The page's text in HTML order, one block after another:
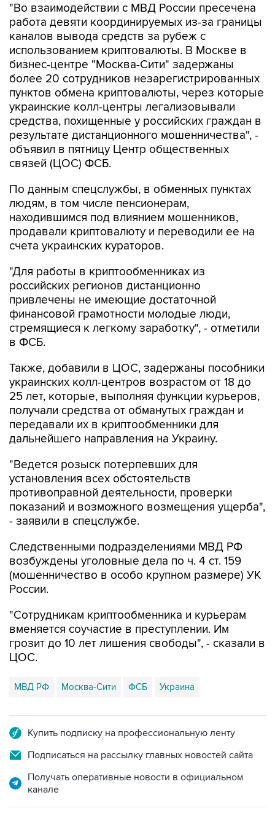
"Во взаимодействии с МВД России пресечена
работа девяти координируемых из-за границы
каналов вывода средств за рубеж с
использованием криптовалюты. В Москве в
бизнес-центре "Москва-Сити" задержаны
более 20 сотрудников незарегистрированных
пунктов обмена криптовалюты, через которые
украинские колл-центры легализовывали
средства, похищенные у российских граждан в
результате дистанционного мошенничества", -
объявил в пятницу Центр общественных
связей (ЦОС) ФСБ.
По данным спецслужбы, в обменных пунктах
людям, в том числе пенсионерам,
находившимся под влиянием мошенников,
продавали криптовалюту и переводили ее на
счета украинских кураторов.
"Для работы в криптообменниках из
российских регионов дистанционно
привлечены не имеющие достаточной
финансовой грамотности молодые люди,
стремящиеся к легкому заработку", - отметили
в ФСБ.
Также, добавили в ЦОС, задержаны пособники
украинских колл-центров возрастом от 18 до
25 лет, которые, выполняя функции курьеров,
получали средства от обманутых граждан и
передавали их в криптообменники для
дальнейшего направления на Украину.
"Ведется розыск потерпевших для
установления всех обстоятельств
противоправной деятельности, проверки
показаний и возможного возмещения ущерба",
- заявили в спецслужбе.
Следственными подразделениями МВД РФ
возбуждены уголовные дела по ч. 4 ст. 159
(мошенничество в особо крупном размере) УК
России.
"Сотрудникам криптообменника и курьерам
вменяется соучастие в преступлении. Им
грозит до 10 лет лишения свободы", - сказали в
ЦОС.
МВД РФ Москва-Сити ФСБ Украина
Купить подписку на профессиональную ленту
Подписаться на рассылку главных новостей сайта
Получать оперативные новости в официальном
канале